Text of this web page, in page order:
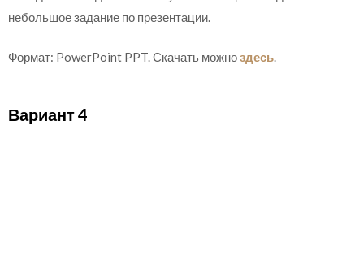
небольшое задание по презентации.
Формат: PowerPoint PPT. Скачать можноздесь.
Вариант 4